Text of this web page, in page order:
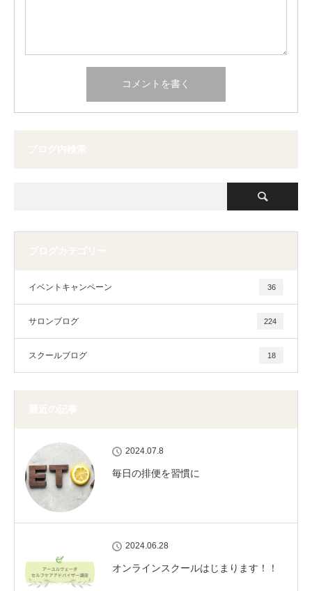
イベントキャンペーン 36
サロンブログ 224
スクールブログ 18
2024.07.8
毎日の排便を習慣に
2024.06.28
オンラインスクールはじまります！！